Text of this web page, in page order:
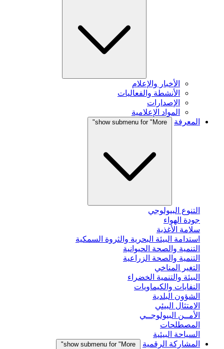
الأخبار والإعلام
الأنشطة والفعاليات
الإصدارات
المواد الإعلامية
المعرفة
show submenu for "More"
التنوع البيولوجي
جودة الهواء
سلامة الأغذية
استدامة البيئة البحرية والثروة السمكية
التنمية والصحة الحيوانية
التنمية والصحة الزراعية
التغير المناخي
البيئة والتنمية الخضراء
النفايات والكيماويات
الشؤون البلدية
الامتثال البيئي
الأمــن البيولوجــي
المصطلحات
السياحة البيئية
المشاركة الرقمية
show submenu for "More"